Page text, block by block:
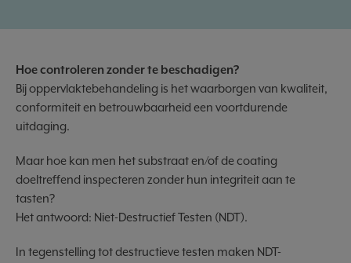
Hoe controleren zonder te beschadigen?
Bij oppervlaktebehandeling is het waarborgen van kwaliteit,
conformiteit en betrouwbaarheid een voortdurende
uitdaging.
Maar hoe kan men het substraat en/of de coating
doeltreffend inspecteren zonder hun integriteit aan te
tasten?
Het antwoord: Niet-Destructief Testen (NDT).
In tegenstelling tot destructieve testen maken NDT-